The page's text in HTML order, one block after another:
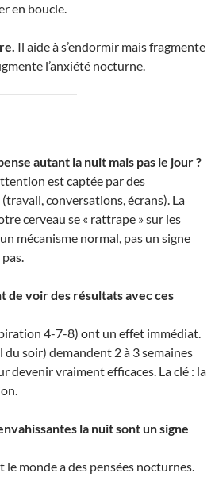
en boucle.
Il aide à s’endormir mais fragmente
l’anxiété nocturne.
autant la nuit mais pas le jour ?
est captée par des
conversations, écrans). La
cerveau se « rattrape » sur les
mécanisme normal, pas un signe
de voir des résultats avec ces
4-7-8) ont un effet immédiat.
du soir) demandent 2 à 3 semaines
devenir vraiment efficaces. La clé : la
la nuit sont un signe
le monde a des pensées nocturnes.